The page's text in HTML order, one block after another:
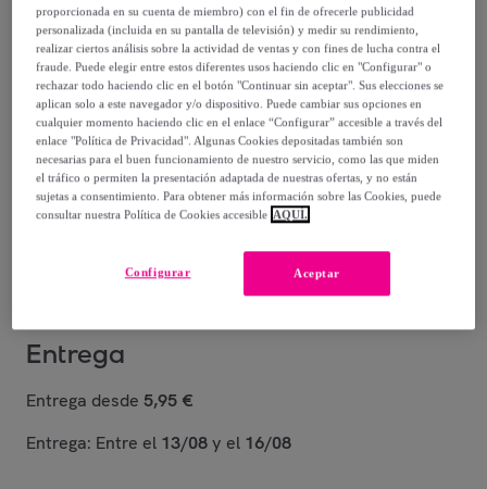
10,95 €
41,99 €
-73%
Posible recogida de tu antiguo producto,ver condiciones
Entrega
Entrega desde 5,95 €
Entrega: Entre el 13/08y el 16/08
proporcionada en su cuenta de miembro) con el fin de ofrecerle publicidad
personalizada (incluida en su pantalla de televisión) y medir su rendimiento,
realizar ciertos análisis sobre la actividad de ventas y con fines de lucha contra el
fraude. Puede elegir entre estos diferentes usos haciendo clic en "Configurar" o
rechazar todo haciendo clic en el botón "Continuar sin aceptar". Sus elecciones se
aplican solo a este navegador y/o dispositivo. Puede cambiar sus opciones en
cualquier momento haciendo clic en el enlace “Configurar” accesible a través del
enlace "Política de Privacidad". Algunas Cookies depositadas también son
necesarias para el buen funcionamiento de nuestro servicio, como las que miden
el tráfico o permiten la presentación adaptada de nuestras ofertas, y no están
sujetas a consentimiento. Para obtener más información sobre las Cookies, puede
consultar nuestra Política de Cookies accesible AQUÍ.
Aceptar
Configurar